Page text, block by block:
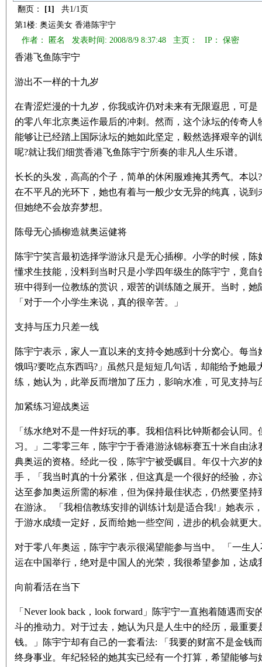
翻页： [1]
共1/1页
第1楼: 奥运美女 香港陈宇宁
作者： 匿名 发表时间: 2008/8/9 8:37:48 主页：
IP： 保密
香港飞鱼陈宇宁
游出不一样的十九岁
在青涩烂漫的十九岁，你我或许仍对未来有无限遐思，可
的零八年北京奥运作最后的冲刺。然而，这个泳坛的传奇
能够让已经踏上国际泳坛的她如此坚定，毅然选择艰辛的
呢?就让我们细赏香港飞鱼陈宇宁所奏的非凡人生乐谱。
长长的头发，高高的个子，简单的休闲服难掩其秀气。本
在不平凡的光环下，她也有着与一般少女无异的纯真，说
但她绝不会放弃梦想。
陈母无心插柳造就奥运健将
陈宇宁笑言最初选择学游泳只是无心插柳。小学的时候，
懂求生技能，没料到当时只是小学四年级生的陈宇宁，竟
班中得到一位教练的赏识，艰苦的训练随之展开。当时，
「对于一个小学生来说，真的很辛苦。」
支持与压力只差一线
陈宇宁表示，家人一直以来的支持令她感到十分窝心。每
饿吗?要吃点东西吗?」虽然只是短短几句话，却能给予她
练，她认为，此举反而增加了压力，影响水准，可见支持与
加紧练习迎战奥运
「练水绝对不是一件好玩的事。我相信科比钟斯都会认同
习。」二零零三年，陈宇宁于香港游泳锦标赛五十米自由
典奥运的资格。经此一役，陈宇宁被受瞩目。年仅十六岁
手，「我当时真的十分紧张，但这真是一个很好的经验，
达至参加奥运所需的标准，但为保持最佳状态，仍然要坚
在游泳。 「我相信教练安排的训练计划是适合我!」她表示
于游水成绩一定好，反而给她一些空间，进步的机会就更大
对于零八年奥运，陈宇宁表示很渴望能参与当中。 「一生
运在中国举行，绝对是中国人的光荣，我很希望参加，达成
向前看活在当下
「Never look back，look forward」陈宇宁一直抱着随遇而
斗的推动力。对于过去，她认为只是人生中的经历，最重
钱。」陈宇宁却有自己的一套看法: 「我要的财富不是金钱
终身事业。年纪轻轻的她其实已经有一个打算，希望能够